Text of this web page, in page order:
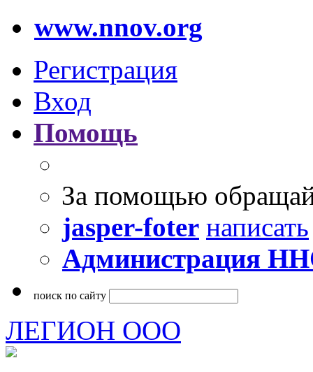
www.nnov.org
Регистрация
Вход
Помощь
За помощью
jasper-foter написать
Администрация
поиск по сайту
ЛЕГИОН ООО